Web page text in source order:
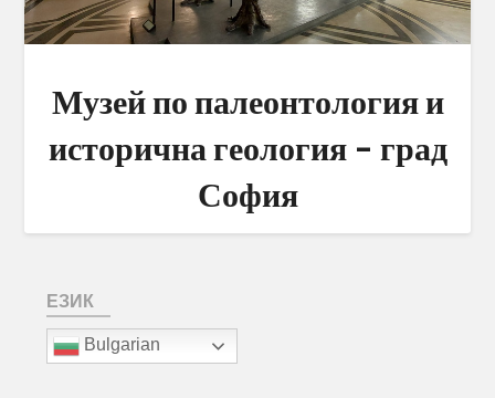
Музей по палеонтология и
исторична геология – град
София
ЕЗИК
Bulgarian